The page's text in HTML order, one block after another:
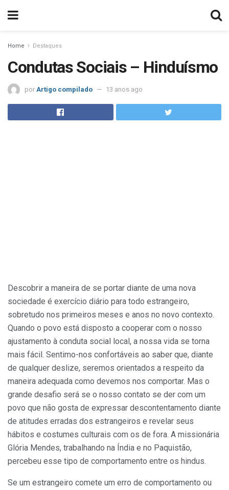
Home Destaques
Condutas Sociais – Hinduísmo
por Artigo compilado 13 anos ago
Descobrir a maneira de se portar diante de uma nova
sociedade é exercício diário para todo estrangeiro,
sobretudo nos primeiros meses e anos no novo contexto.
Quando o povo está disposto a cooperar com o nosso
ajustamento à conduta social local, a nossa vida se torna
mais fácil. Sentimo-nos confortáveis ao saber que, diante
de qualquer deslize, seremos orientados a respeito da
maneira adequada como devemos nos comportar. Mas o
grande desafio será se o nosso contato se der com um
povo que não gosta de expressar descontentamento diante
de atitudes erradas dos estrangeiros e revelar seus
hábitos e costumes culturais com os de fora. A missionária
Glória Mendes, trabalhando na Índia e no Paquistão,
percebeu esse tipo de comportamento entre os hindus.
Se um estrangeiro comete um erro de comportamento ou